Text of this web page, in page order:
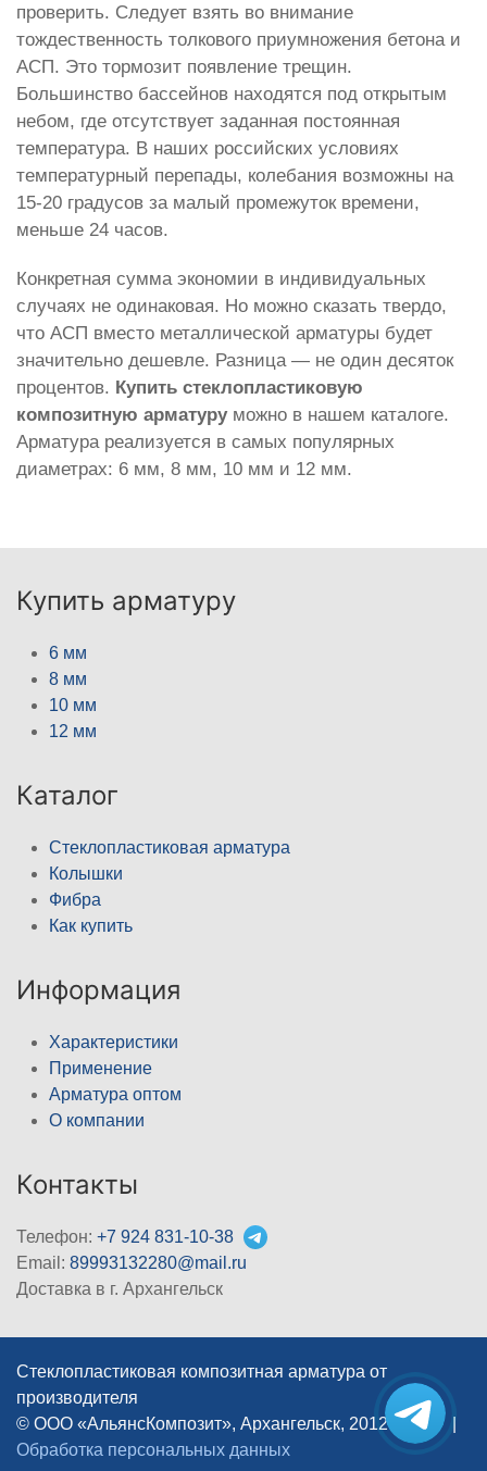
проверить. Следует взять во внимание
тождественность толкового приумножения бетона и
АСП. Это тормозит появление трещин.
Большинство бассейнов находятся под открытым
небом, где отсутствует заданная постоянная
температура. В наших российских условиях
температурный перепады, колебания возможны на
15-20 градусов за малый промежуток времени,
меньше 24 часов.
Конкретная сумма экономии в индивидуальных
случаях не одинаковая. Но можно сказать твердо,
что АСП вместо металлической арматуры будет
значительно дешевле. Разница — не один десяток
процентов. Купить стеклопластиковую
композитную арматуруможно в нашем каталоге.
Арматура реализуется в самых популярных
диаметрах: 6 мм, 8 мм, 10 мм и 12 мм.
Купить арматуру
6 мм
8 мм
10 мм
12 мм
Каталог
Стеклопластиковая арматура
Колышки
Фибра
Как купить
Информация
Характеристики
Применение
Арматура оптом
О компании
Контакты
Телефон: +7 924 831-10-38
Email: 89993132280@mail.ru
Доставка в г. Архангельск
Стеклопластиковая композитная арматура от
производителя
© ООО «АльянсКомпозит», Архангельск, 2012–2026
Обработка персональных данных